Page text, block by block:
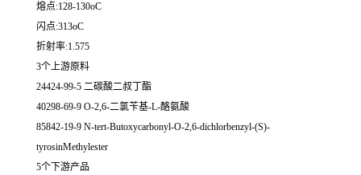
熔点:128-130oC
闪点:313oC
折射率:1.575
3个上游原料
24424-99-5 二碳酸二叔丁酯
40298-69-9 O-2,6-二氯苄基-L-酪氨酸
85842-19-9 N-tert-Butoxycarbonyl-O-2,6-dichlorbenzyl-(S)-
tyrosinMethylester
5个下游产品